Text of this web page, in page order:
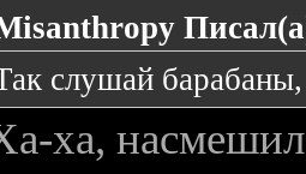
слушай
ха,